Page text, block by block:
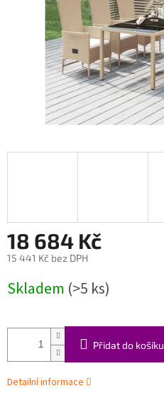
18 684 Kč
15 441 Kč bez DPH
cena:
Skladem (>5 ks)
Přidat do košíku
Detailní informace